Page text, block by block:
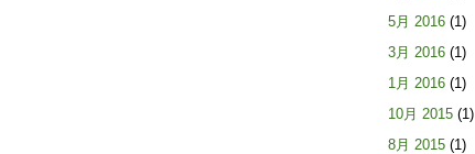
5月 2016 (1)
3月 2016 (1)
1月 2016 (1)
10月 2015 (1)
8月 2015 (1)